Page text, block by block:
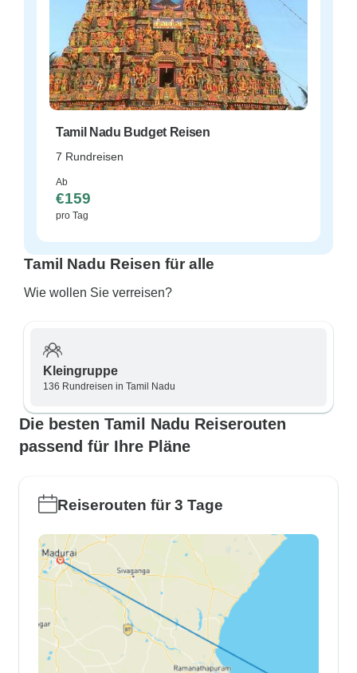
Tamil Nadu Budget Reisen
7 Rundreisen
Ab
€159
pro Tag
Tamil Nadu Reisen für alle
Wie wollen Sie verreisen?
Kleingruppe
136 Rundreisen in Tamil Nadu
Die besten Tamil Nadu Reiserouten
passend für Ihre Pläne
Reiserouten für 3 Tage